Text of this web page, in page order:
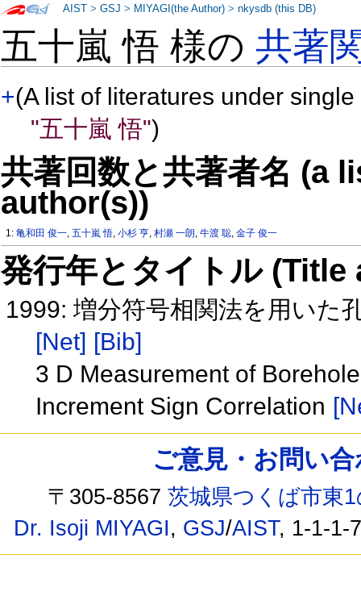
五十嵐 悟 様の共著
+(A list of literatures under
"五十嵐 悟")
共著回数と共著者名 (a
author(s))
1:亀和田 俊一,五十嵐 悟,小杉 亨,村瀬 一朗,牛渡 聡,金子 俊一
発行年とタイトル
1999: 増分符号相関法を用いた
[Net] [Bib]
3 D Measurement of
Increment Sign Correlation
AIST >GSJ > MIYAGI(the Author) >nkysdb (this DB)
ご意見・お問い
〒305-8567茨城県つくば市東
Dr. Isoji MIYAGI, GSJ/AIST, 1-1-1-